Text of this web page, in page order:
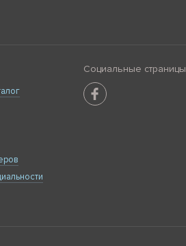
Социальные страницы